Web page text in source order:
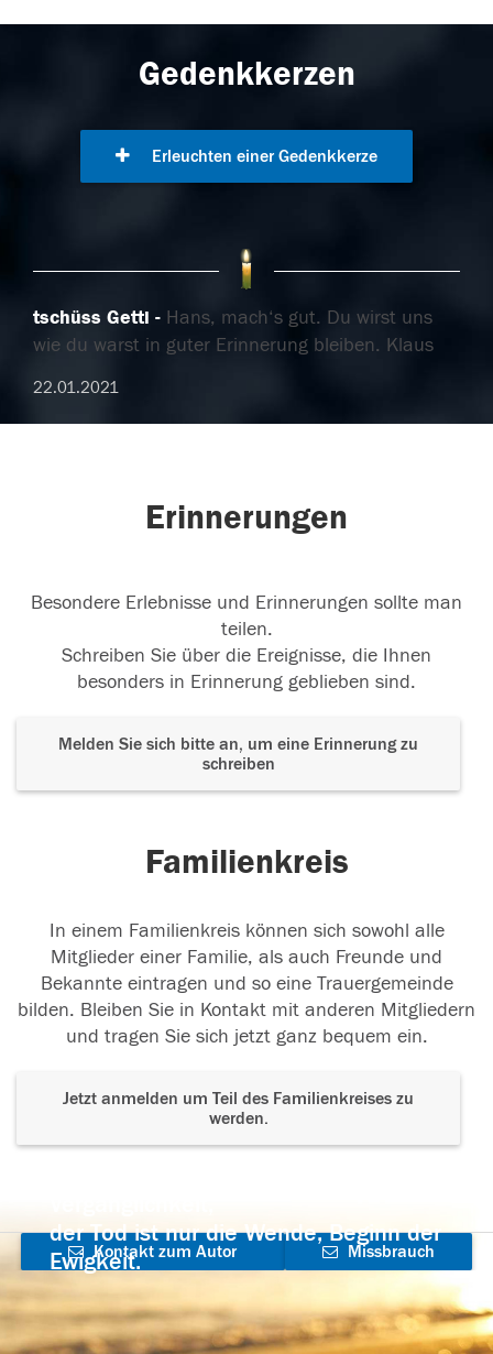
Gedenkkerzen
Erleuchten einer Gedenkkerze
tschüss Getti
Hans, mach‘s gut. Du wirst uns
wie du warst in guter Erinnerung bleiben. Klaus
22.01.2021
Erinnerungen
Besondere Erlebnisse und Erinnerungen sollte man
teilen.
Schreiben Sie über die Ereignisse, die Ihnen
besonders in Erinnerung geblieben sind.
Melden Sie sich bitte an, um eine Erinnerung zu
schreiben
Familienkreis
In einem Familienkreis können sich sowohl alle
Mitglieder einer Familie, als auch Freunde und
Bekannte eintragen und so eine Trauergemeinde
bilden. Bleiben Sie in Kontakt mit anderen Mitgliedern
und tragen Sie sich jetzt ganz bequem ein.
Jetzt anmelden um Teil des Familienkreises zu
werden.
der Tod ist nur die Wende, Beginn der
Ewigkeit.
Kontakt zum Autor
aufnehmen
Missbrauch